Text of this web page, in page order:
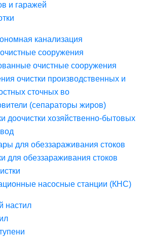
и гаражей
канализация
сооружения
очистные сооружения
очистки производственных и
сточных во
(сепараторы жиров)
доочистки хозяйственно-бытовых
для обеззараживания стоков
для обеззараживания стоков
насосные станции (КНС)
настил